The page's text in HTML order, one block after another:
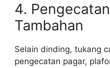
4.
Tambahan
Selain dinding, tukang
pengecatan pagar,